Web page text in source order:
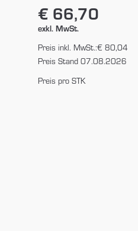
€ 66,70
exkl. MwSt.
Preis inkl. MwSt.:€ 80,04
Preis Stand 07.08.2026
Preis pro STK